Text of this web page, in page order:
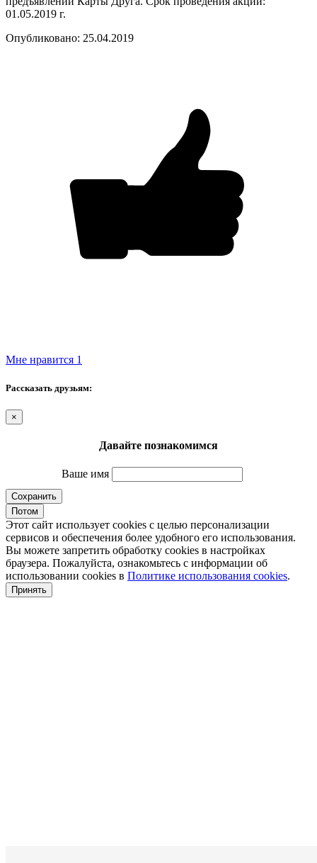
01.05.2019 г.
Опубликовано: 25.04.2019
Мне нравится 1
Рассказать друзьям:
×
Давайте познакомимся
Ваше имя
Сохранить
Потом
Этот сайт использует cookies с целью персонализации
сервисов и обеспечения более удобного его использования.
Вы можете запретить обработку cookies в настройках
браузера. Пожалуйста, ознакомьтесь с информации об
использовании cookies в Политике использования cookies.
Принять